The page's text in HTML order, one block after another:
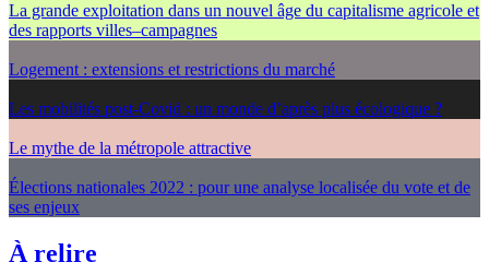
La grande exploitation dans un nouvel âge du capitalisme agricole et
des rapports villes–campagnes
Logement : extensions et restrictions du marché
Les mobilités post-Covid : un monde d’après plus écologique ?
Le mythe de la métropole attractive
Élections nationales 2022 : pour une analyse localisée du vote et de
ses enjeux
À relire